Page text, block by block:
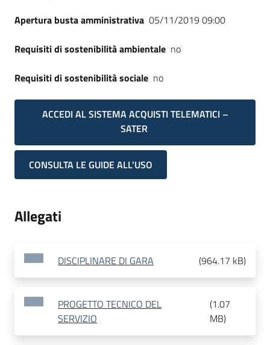
Apertura busta amministrativa 05/11/2019 09:00
Requisiti di sostenibilità ambientale no
Requisiti di sostenibilità sociale no
ACCEDI AL SISTEMA ACQUISTI TELEMATICI –
SATER
CONSULTA LE GUIDE ALL'USO
Allegati
DISCIPLINARE DI GARA (964.17 kB)
PROGETTO TECNICO DEL
SERVIZIO
(1.07
MB)